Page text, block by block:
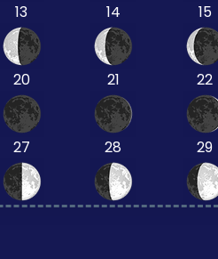
13 14 15
20 21 22
27 28 29